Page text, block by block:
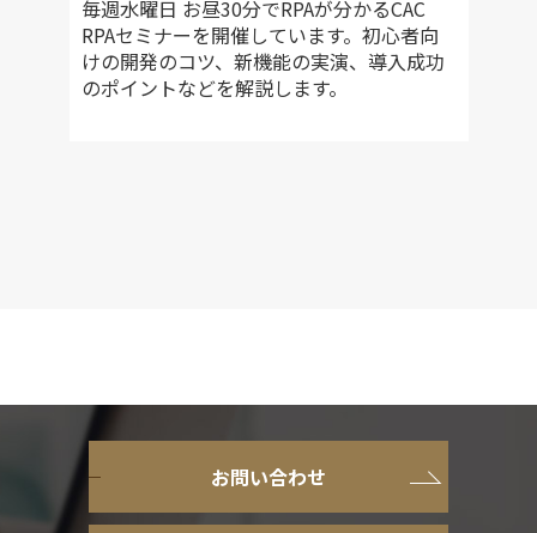
毎週水曜日 お昼30分でRPAが分かるCAC
RPAセミナーを開催しています。初心者向
けの開発のコツ、新機能の実演、導入成功
のポイントなどを解説します。
お問い合わせ